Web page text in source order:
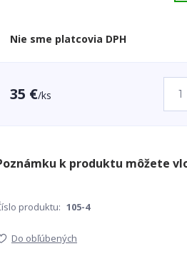
Nie sme platcovia DPH
35 €/ks
produktu: 105-4
Do obľúbených